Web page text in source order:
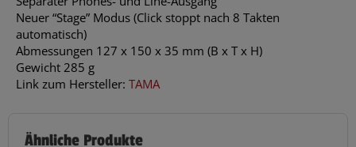
Neuer “Stage” Modus (Click stoppt nach 8 Takten
automatisch)
Abmessungen 127 x 150 x 35 mm (B x T x H)
Gewicht 285 g
Link zum Hersteller: TAMA
Ähnliche Produkte